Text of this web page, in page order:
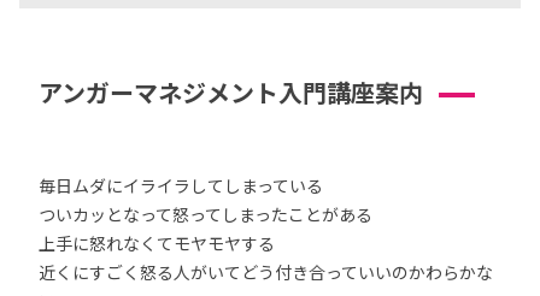
アンガーマネジメント入門講座案内
毎日ムダにイライラしてしまっている
ついカッとなって怒ってしまったことがある
上手に怒れなくてモヤモヤする
近くにすごく怒る人がいてどう付き合っていいのかわらかな